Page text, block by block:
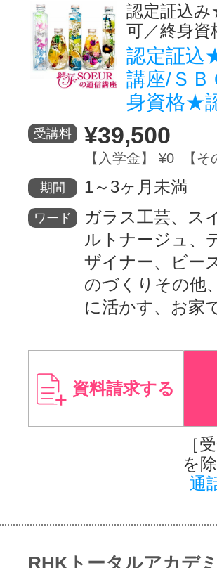
認定証込
可／終身資
認定証
講座/Ｓ
身資格★
受講料 ¥39,500
【入学金】 ¥0 【
期間 1～3ヶ月未満
ワード
ガラス工芸、ス
ルトナージュ、
ザイナー、ビー
のづくりその他
に活かす、お家
資料請求する
［
を
通
RHKトータルアカデ